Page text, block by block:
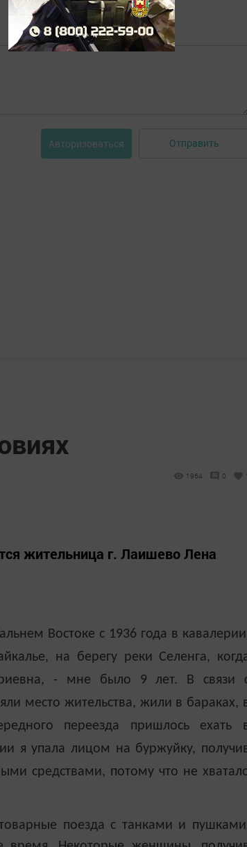
Авторизоваться Отправить
1964 0
жительница г. Лаишево Лена
Востоке с 1936 года в
на берегу реки Селенга,
- мне было 9 лет. В связи
место жительства, жили в бараках,
переезда пришлось ехать
я упала лицом на буржуйку,
средствами, потому что не
поезда с танками и